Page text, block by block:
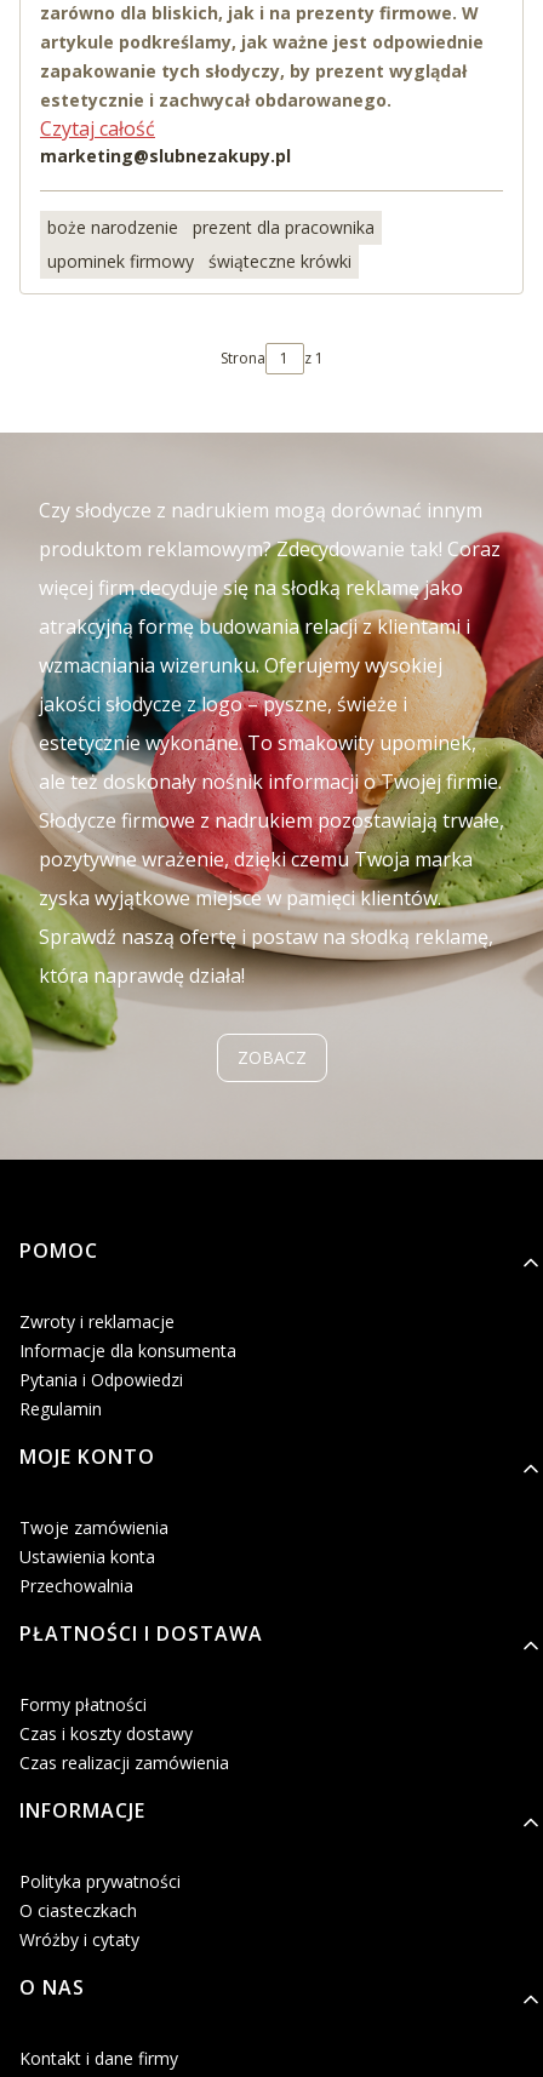
zarówno dla bliskich, jak i na prezenty firmowe. W
artykule podkreślamy, jak ważne jest odpowiednie
zapakowanie tych słodyczy, by prezent wyglądał
estetycznie i zachwycał obdarowanego.
Czytaj całość
marketing@slubnezakupy.pl
boże narodzenie
prezent dla pracownika
upominek firmowy
świąteczne krówki
Strona z 1
Czy słodycze z nadrukiem mogą dorównać innym
produktom reklamowym? Zdecydowanie tak! Coraz
więcej firm decyduje się na słodką reklamę jako
atrakcyjną formę budowania relacji z klientami i
wzmacniania wizerunku. Oferujemy wysokiej
jakości słodycze z logo – pyszne, świeże i
estetycznie wykonane. To smakowity upominek,
ale też doskonały nośnik informacji o Twojej firmie.
Słodycze firmowe z nadrukiem pozostawiają trwałe,
pozytywne wrażenie, dzięki czemu Twoja marka
zyska wyjątkowe miejsce w pamięci klientów.
Sprawdź naszą ofertę i postaw na słodką reklamę,
która naprawdę działa!
ZOBACZ
Linki w stopce
POMOC
Zwroty i reklamacje
Informacje dla konsumenta
Pytania i Odpowiedzi
Regulamin
MOJE KONTO
Twoje zamówienia
Ustawienia konta
Przechowalnia
PŁATNOŚCI I DOSTAWA
Formy płatności
Czas i koszty dostawy
Czas realizacji zamówienia
INFORMACJE
Polityka prywatności
O ciasteczkach
Wróżby i cytaty
O NAS
Kontakt i dane firmy